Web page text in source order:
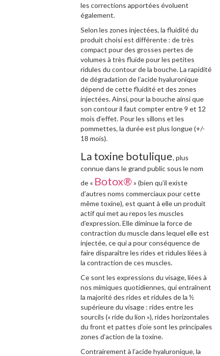
les corrections apportées évoluent
également.
Selon les zones injectées, la fluidité du
produit choisi est différente : de très
compact pour des grosses pertes de
volumes à très fluide pour les petites
ridules du contour de la bouche. La rapidité
de dégradation de l’acide hyaluronique
dépend de cette fluidité et des zones
injectées. Ainsi, pour la bouche ainsi que
son contour il faut compter entre 9 et 12
mois d’effet. Pour les sillons et les
pommettes, la durée est plus longue (+/-
18 mois).
La toxine botulique, plus
connue dans le grand public sous le nom
de « Botox® » (bien qu’il existe
d’autres noms commerciaux pour cette
même toxine), est quant à elle un produit
actif qui met au repos les muscles
d’expression. Elle diminue la force de
contraction du muscle dans lequel elle est
injectée, ce qui a pour conséquence de
faire disparaître les rides et ridules liées à
la contraction de ces muscles.
Ce sont les expressions du visage, liées à
nos mimiques quotidiennes, qui entraînent
la majorité des rides et ridules de la ½
supérieure du visage : rides entre les
sourcils (« ride du lion »), rides horizontales
du front et pattes d’oie sont les principales
zones d’action de la toxine.
Contrairement à l’acide hyaluronique, la